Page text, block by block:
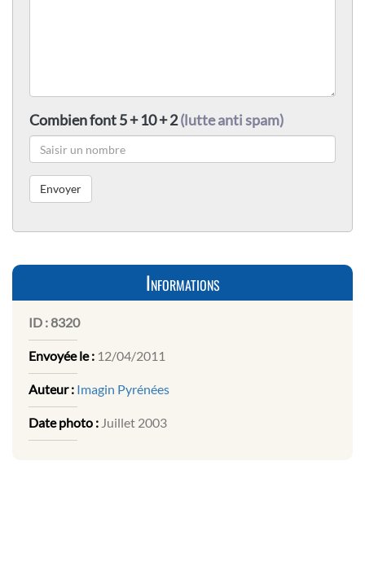
Combien font 5 + 10 + 2(lutte anti spam)
Informations
ID :8320
Envoyée le : 12/04/2011
Auteur : Imagin Pyrénées
Date photo : Juillet 2003